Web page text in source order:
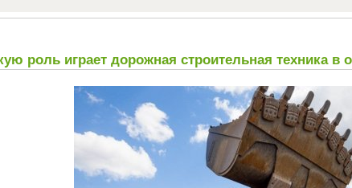
роль играет дорожная строительная техника в